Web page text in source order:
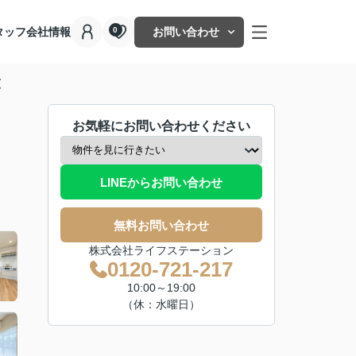
ッフ会社情報 0 お問い合わせ
お気軽にお問い合わせください
LINEからお問い合わせ
無料お問い合わせ
株式会社ライフステーション
0120-721-217
10:00～19:00
（休：水曜日）